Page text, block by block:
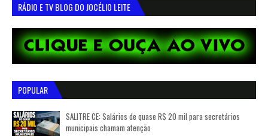
RÁDIO E TV BLOG DO JOCÉLIO LEITE
POPULAR
SALITRE CE: Salários de quase R$ 20 mil para secretários
municipais chamam atenção